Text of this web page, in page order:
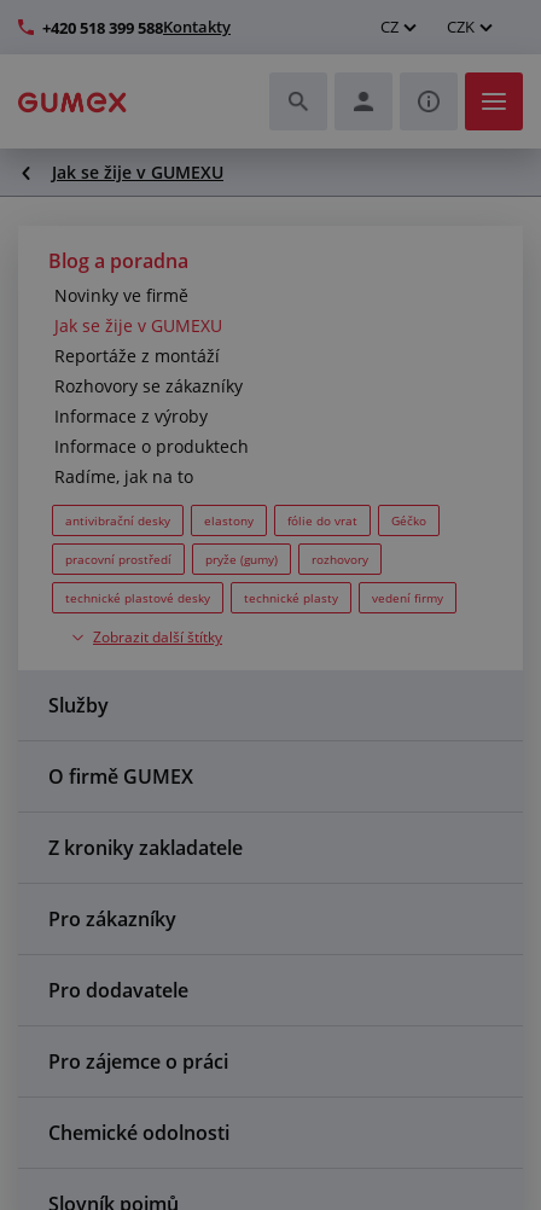
+420 518 399 588Kontakty CZ CZK
Hadice a jejich kompletace
Technické plasty
Dopravníkové pásy a montáž
Zlepšení pracovního prostředí
Další pryžové a plastové výrobky
Centrum poptávek
Vše o nákupu
Jak se žije v GUMEXU
Blog a poradna
Novinky ve firmě
Jak se žije v GUMEXU
Reportáže z montáží
Rozhovory se zákazníky
Informace z výroby
Informace o produktech
Radíme, jak na to
antivibrační desky elastony fólie do vrat Géčko
pracovní prostředí pryže (gumy) rozhovory
technické plastové desky technické plasty vedení firmy
VýrobaZobrazit další štítky
Služby
O firmě GUMEX
Z kroniky zakladatele
Pro zákazníky
Pro dodavatele
Pro zájemce o práci
Chemické odolnosti
Slovník pojmů